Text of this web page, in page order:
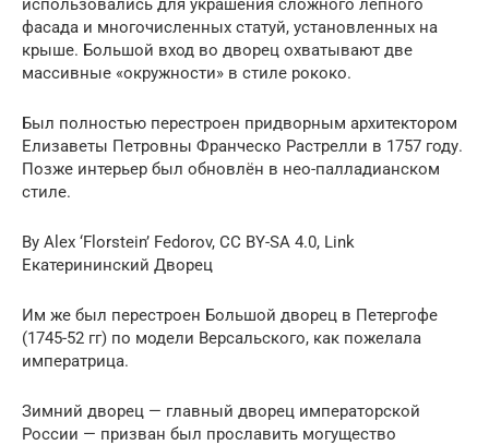
фасада и многочисленных статуй, установленных на
крыше. Большой вход во дворец охватывают две
массивные «окружности» в стиле рококо.
Был полностью перестроен придворным архитектором
Елизаветы Петровны Франческо Растрелли в 1757 году.
Позже интерьер был обновлён в нео-палладианском
стиле.
By Alex ‘Florstein’ Fedorov, CC BY-SA 4.0, Link
Екатерининский Дворец
Им же был перестроен Большой дворец в Петергофе
(1745-52 гг) по модели Версальского, как пожелала
императрица.
Зимний дворец — главный дворец императорской
России — призван был прославить могущество